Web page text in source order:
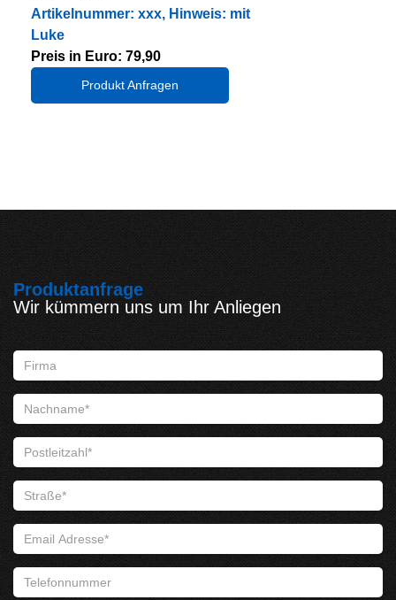
Artikelnummer: xxx, Hinweis: mit
Luke
Preis in Euro: 79,90
Produkt Anfragen
Produktanfrage
Wir kümmern uns um Ihr Anliegen